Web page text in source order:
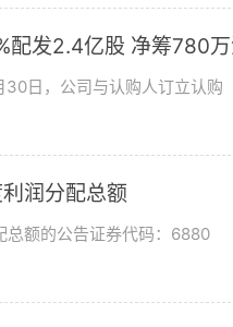
配发2.4亿股 净筹780
日，公司与认购人订立认购
润分配总额
总额的公告证券代码：6880